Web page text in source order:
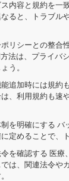
内容と規約を一
ると、トラブル
リシーとの整合
法は、プライバ
う。
追加時には規約
、利用規約も速
を明確にする バ
定めることで、
を確認する 医療
は、関連法令や